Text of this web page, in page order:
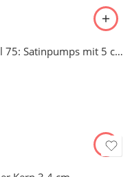
Damen Tanzschuhe Diamant Modell 75: Satinpumps mit 5 cm Absatz, einfärbbar